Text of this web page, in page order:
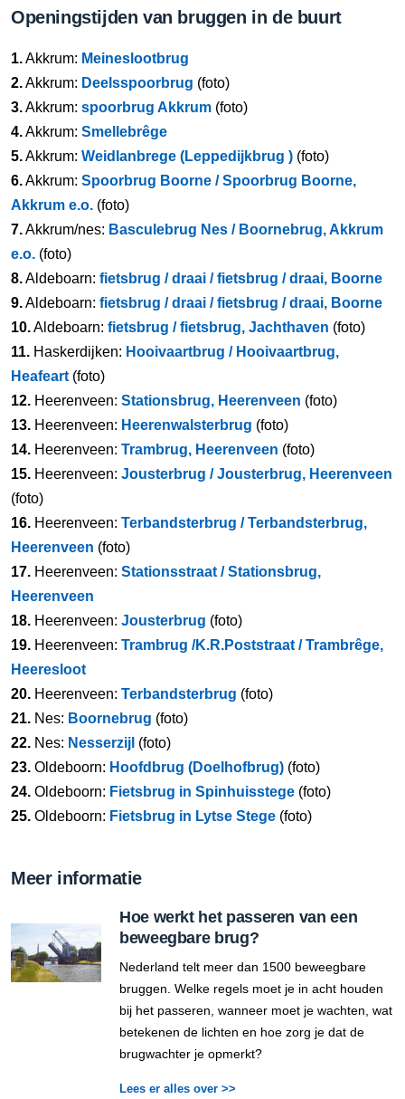
Openingstijden van bruggen in de buurt
1.Akkrum: Meineslootbrug
2.Akkrum: Deelsspoorbrug (foto)
3.Akkrum: spoorbrug Akkrum (foto)
4.Akkrum: Smellebrêge
5.Akkrum: Weidlanbrege (Leppedijkbrug ) (foto)
6.Akkrum: Spoorbrug Boorne / Spoorbrug Boorne,
Akkrum e.o. (foto)
7.Akkrum/nes: Basculebrug Nes / Boornebrug, Akkrum
e.o. (foto)
8.Aldeboarn: fietsbrug / draai / fietsbrug / draai, Boorne
9.Aldeboarn: fietsbrug / draai / fietsbrug / draai, Boorne
10.Aldeboarn: fietsbrug / fietsbrug, Jachthaven (foto)
11. Haskerdijken: Hooivaartbrug / Hooivaartbrug,
Heafeart (foto)
12. Heerenveen: Stationsbrug, Heerenveen (foto)
13. Heerenveen: Heerenwalsterbrug (foto)
14. Heerenveen: Trambrug, Heerenveen (foto)
15. Heerenveen: Jousterbrug / Jousterbrug, Heerenveen
(foto)
16. Heerenveen: Terbandsterbrug / Terbandsterbrug,
Heerenveen (foto)
17. Heerenveen: Stationsstraat / Stationsbrug,
Heerenveen
18. Heerenveen: Jousterbrug (foto)
19. Heerenveen: Trambrug /K.R.Poststraat / Trambrêge,
Heeresloot
20. Heerenveen: Terbandsterbrug (foto)
21. Nes: Boornebrug (foto)
22. Nes: Nesserzijl (foto)
23. Oldeboorn: Hoofdbrug (Doelhofbrug) (foto)
24. Oldeboorn: Fietsbrug in Spinhuisstege (foto)
25. Oldeboorn: Fietsbrug in Lytse Stege (foto)
Meer informatie
Hoe werkt het passeren van een
beweegbare brug?
Nederland telt meer dan 1500 beweegbare
bruggen. Welke regels moet je in acht houden
bij het passeren, wanneer moet je wachten, wat
betekenen de lichten en hoe zorg je dat de
brugwachter je opmerkt?
Lees er alles over >>